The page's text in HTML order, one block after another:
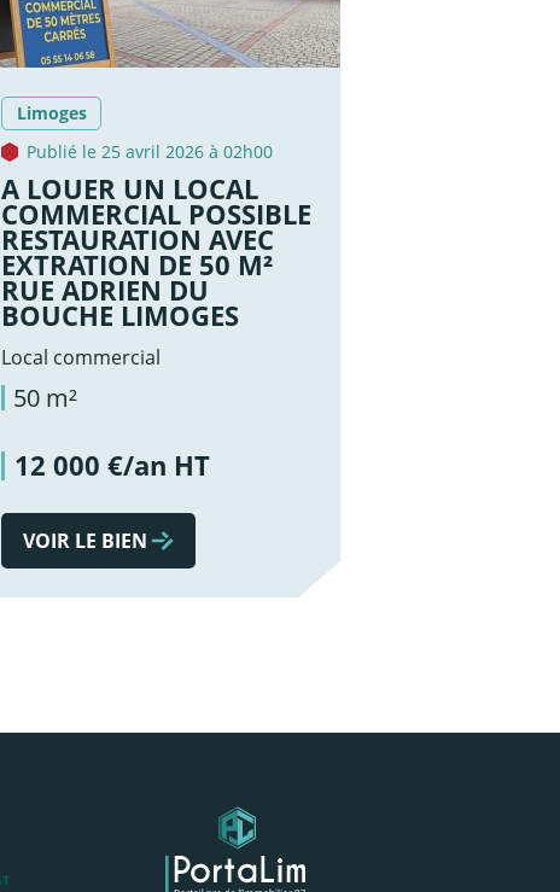
Limoges
Publié le 25 avril 2026 à 02h00
A LOUER UN LOCAL
COMMERCIAL POSSIBLE
RESTAURATION AVEC
EXTRATION DE 50 M²
RUE ADRIEN DU
BOUCHE LIMOGES
Local commercial
50 m²
12 000 €/an HT
VOIR LE BIEN